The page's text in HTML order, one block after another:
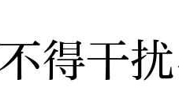
得干